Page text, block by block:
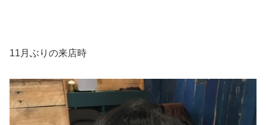
11月ぶりの来店時